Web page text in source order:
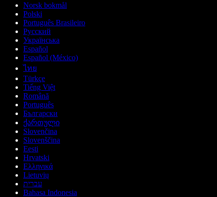
Norsk bokmål
Polski
Português Brasileiro
Русский
Українська
Español
Español (México)
ไทย
Türkçe
Tiếng Việt
Română
Português
Български
ქართული
Slovenčina
Slovenščina
Eesti
Hrvatski
Ελληνικά
Lietuvių
עברית
Bahasa Indonesia